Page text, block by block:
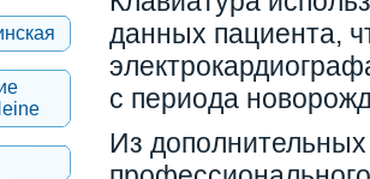
данных пациента,
с периода
Из